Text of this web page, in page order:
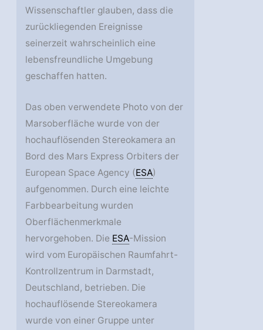
Wissenschaftler glauben, dass die
zurückliegenden Ereignisse
seinerzeit wahrscheinlich eine
lebensfreundliche Umgebung
geschaffen hatten.
Das oben verwendete Photo von der
Marsoberfläche wurde von der
hochauflösenden Stereokamera an
Bord des Mars Express Orbiters der
European Space Agency (ESA)
aufgenommen. Durch eine leichte
Farbbearbeitung wurden
Oberflächenmerkmale
hervorgehoben. Die ESA-Mission
wird vom Europäischen Raumfahrt-
Kontrollzentrum in Darmstadt,
Deutschland, betrieben. Die
hochauflösende Stereokamera
wurde von einer Gruppe unter